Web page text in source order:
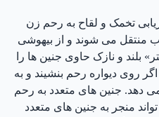
روز پس از بازیابی تخمک و لقاح به رحم زن
منتقل می شوند و از بیهوشی
بلند و نازک حاوی جنین ها را
روی دیواره رحم بنشیند و به
دهد. جنین های متعدد به رحم
منجر به جنین های متعدد